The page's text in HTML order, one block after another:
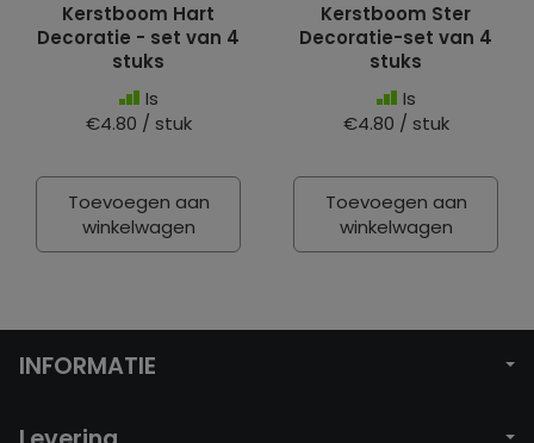
Kerstboom Hart
Decoratie - set van 4
stuks
Is
€4.80 / stuk
Toevoegen aan
winkelwagen
Kerstboom Ster
Decoratie-set van 4
stuks
Is
€4.80 / stuk
Toevoegen aan
winkelwagen
INFORMATIE